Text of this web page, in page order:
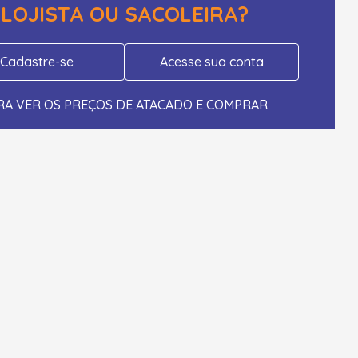
LOJISTA OU SACOLEIRA?
Cadastre-se Acesse sua conta
VER OS PREÇOS DE ATACADO E COMPRAR